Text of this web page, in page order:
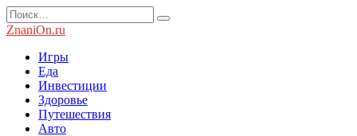
Перейти
к
Search
for:
ZnaniOn.ru
Игры
Еда
Инвестиции
Здоровье
Путешествия
Авто